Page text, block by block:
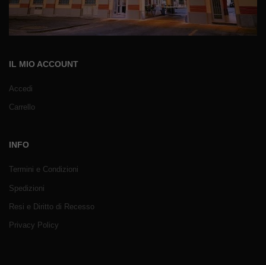
IL MIO ACCOUNT
Accedi
Carrello
INFO
Termini e Condizioni
Spedizioni
Resi e Diritto di Recesso
Privacy Policy